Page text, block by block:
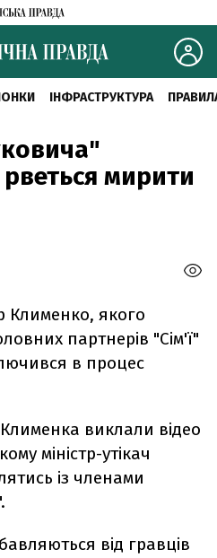
ІНФРАСТРУКТУРА
мирити
Клименко, якого
партнерів "Сім'ї"
в процес
Клименка виклали відео
міністр-утікач
із членами
від гравців